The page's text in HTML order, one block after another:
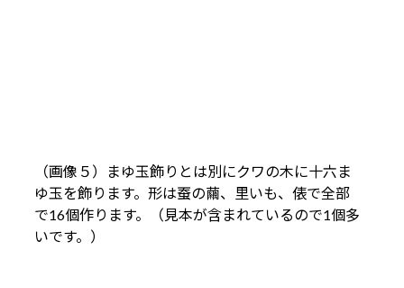
（画像５）まゆ玉飾りとは別にクワの木に十六ま
ゆ玉を飾ります。形は蚕の繭、里いも、俵で全部
で16個作ります。（見本が含まれているので1個多
いです。）